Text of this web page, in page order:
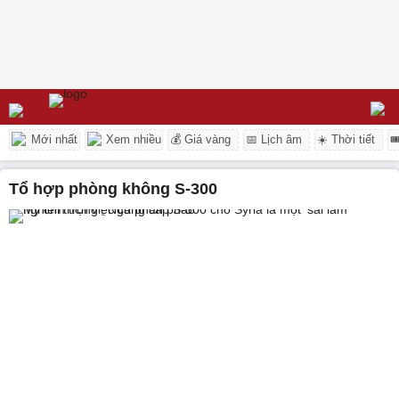
Mới nhất Xem nhiều 💰 Giá vàng 📅 Lịch âm ☀️ Thời tiết
tổ hợp phòng không S-300